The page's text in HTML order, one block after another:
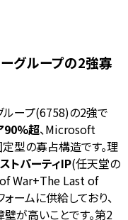
グループの2強寡
ープ(6758)の2強で
超、Microsoft
型の寡占構造です。理
トパーティIP(任天堂の
War+The Last of
ームに供給しており、
が高いことです。第2